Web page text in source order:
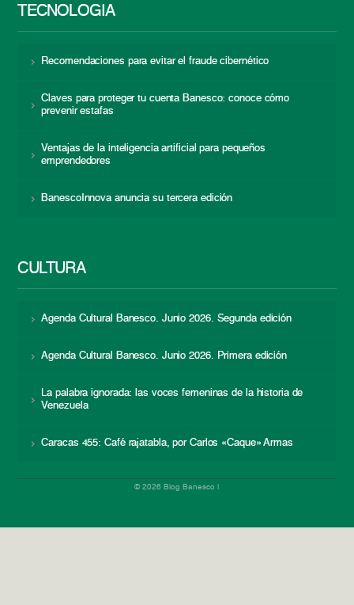
TECNOLOGÍA
Recomendaciones para evitar el fraude cibernético
Claves para proteger tu cuenta Banesco: conoce cómo
prevenir estafas
Ventajas de la inteligencia artificial para pequeños
emprendedores
BanescoInnova anuncia su tercera edición
CULTURA
Agenda Cultural Banesco. Junio 2026. Segunda edición
Agenda Cultural Banesco. Junio 2026. Primera edición
La palabra ignorada: las voces femeninas de la historia de
Venezuela
Caracas 455: Café rajatabla, por Carlos «Caque» Armas
© 2026 Blog Banesco |